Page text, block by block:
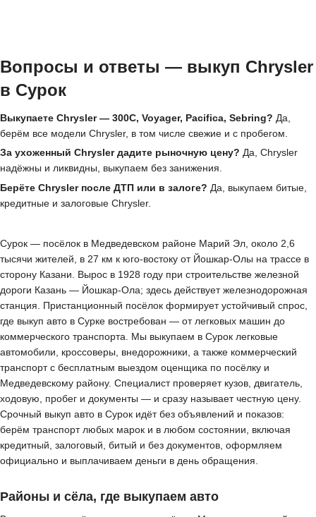
Вопросы и ответы — выкуп Chrysler
в Сурок
Выкупаете Chrysler — 300C, Voyager, Pacifica, Sebring? Да,
берём все модели Chrysler, в том числе свежие и с пробегом.
За ухоженный Chrysler дадите рыночную цену? Да, Chrysler
надёжны и ликвидны, выкупаем без занижения.
Берёте Chrysler после ДТП или в залоге? Да, выкупаем битые,
кредитные и залоговые Chrysler.
Сурок — посёлок в Медведевском районе Марий Эл, около 2,6
тысячи жителей, в 27 км к юго-востоку от Йошкар-Олы на трассе в
сторону Казани. Вырос в 1928 году при строительстве железной
дороги Казань — Йошкар-Ола; здесь действует железнодорожная
станция. Пристанционный посёлок формирует устойчивый спрос,
где выкуп авто в Сурке востребован — от легковых машин до
коммерческого транспорта. Мы выкупаем в Сурок легковые
автомобили, кроссоверы, внедорожники, а также коммерческий
транспорт с бесплатным выездом оценщика по посёлку и
Медведевскому району. Специалист проверяет кузов, двигатель,
ходовую, пробег и документы — и сразу называет честную цену.
Срочный выкуп авто в Сурок идёт без объявлений и показов:
берём транспорт любых марок и в любом состоянии, включая
кредитный, залоговый, битый и без документов, оформляем
официально и выплачиваем деньги в день обращения.
Районы и сёла, где выкупаем авто